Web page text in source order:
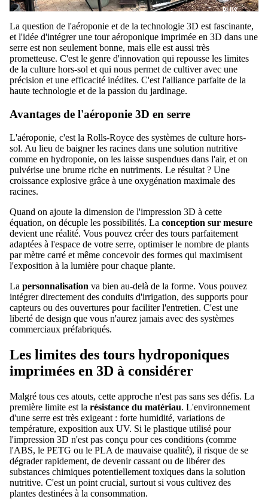
PLUS
La question de l'aéroponie et de la technologie 3D est fascinante,
et l'idée d'intégrer une tour aéroponique imprimée en 3D dans une
serre est non seulement bonne, mais elle est aussi très
prometteuse. C'est le genre d'innovation qui repousse les limites
de la culture hors-sol et qui nous permet de cultiver avec une
précision et une efficacité inédites. C'est l'alliance parfaite de la
haute technologie et de la passion du jardinage.
Avantages de l'aéroponie 3D en serre
L'aéroponie, c'est la Rolls-Royce des systèmes de culture hors-
sol. Au lieu de baigner les racines dans une solution nutritive
comme en hydroponie, on les laisse suspendues dans l'air, et on
pulvérise une brume riche en nutriments. Le résultat ? Une
croissance explosive grâce à une oxygénation maximale des
racines.
Quand on ajoute la dimension de l'impression 3D à cette
équation, on décuple les possibilités. La conception sur mesure
devient une réalité. Vous pouvez créer des tours parfaitement
adaptées à l'espace de votre serre, optimiser le nombre de plants
par mètre carré et même concevoir des formes qui maximisent
l'exposition à la lumière pour chaque plante.
La personnalisation va bien au-delà de la forme. Vous pouvez
intégrer directement des conduits d'irrigation, des supports pour
capteurs ou des ouvertures pour faciliter l'entretien. C'est une
liberté de design que vous n'aurez jamais avec des systèmes
commerciaux préfabriqués.
Les limites des tours hydroponiques
imprimées en 3D à considérer
Malgré tous ces atouts, cette approche n'est pas sans ses défis. La
première limite est la résistance du matériau. L'environnement
d'une serre est très exigeant : forte humidité, variations de
température, exposition aux UV. Si le plastique utilisé pour
l'impression 3D n'est pas conçu pour ces conditions (comme
l'ABS, le PETG ou le PLA de mauvaise qualité), il risque de se
dégrader rapidement, de devenir cassant ou de libérer des
substances chimiques potentiellement toxiques dans la solution
nutritive. C'est un point crucial, surtout si vous cultivez des
plantes destinées à la consommation.